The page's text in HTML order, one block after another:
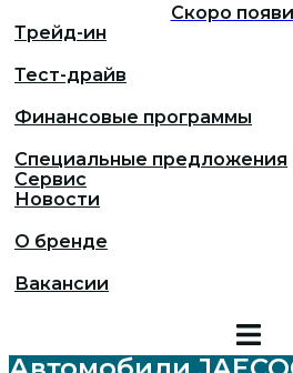
Скоро
Трейд-ин
Тест-драйв
Финансовые программы
Специальные предложения
Сервис
Новости
О бренде
Вакансии